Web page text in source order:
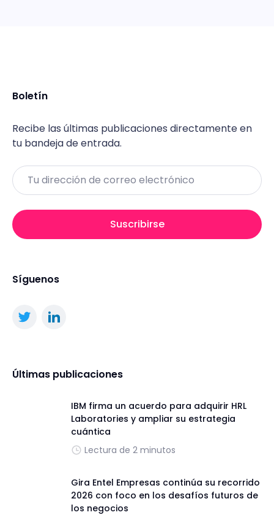
Boletín
Recibe las últimas publicaciones directamente en
tu bandeja de entrada.
Email
Suscribirse
Síguenos
Últimas publicaciones
IBM firma un acuerdo para adquirir HRL
Laboratories y ampliar su estrategia
cuántica
Lectura de 2 minutos
Gira Entel Empresas continúa su recorrido
2026 con foco en los desafíos futuros de
los negocios